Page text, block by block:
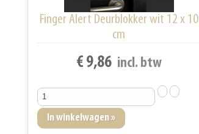
Finger Alert Deurblokker wit 12 x 10
cm
€ 9,86 incl. btw